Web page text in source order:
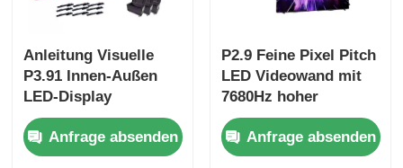
Anleitung Visuelle
P3.91 Innen-Außen
LED-Display
Vermietung
Bildschirm
Vollfarbtiefe 7680Hz
Anfrage absenden
P2.9 Feine Pixel Pitch
LED Videowand mit
7680Hz hoher
Erfrischungsrate und
Dual Power & Signal
Backup für
Anfrage absenden